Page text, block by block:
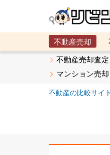
不動産売却
メタ住宅展示場
不動産売却査定
マンション売却
不動産の比較サイ